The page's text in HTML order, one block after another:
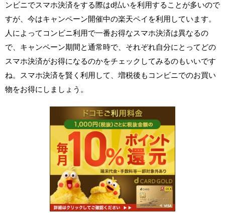
ンビニでスマホ決済をする際はd払いを利用することが多いので
すが、今はキャンペーン開催中の楽天ペイを利用しています。
人によってコンビニ利用で一番お得なスマホ決済は異なるの
で、キャンペーン期間と通常時で、それぞれ自分にとってどの
スマホ決済がお得になるのかをチェックしてみるのもいいです
ね。スマホ決済を賢く利用して、増税後もコンビニでのお買い
物をお得にしましょう。